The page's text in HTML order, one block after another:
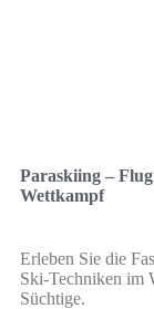
Paraskiing –
Wettkampf
Erleben Sie die
Ski-Techniken im
Süchtige.